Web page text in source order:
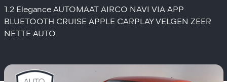
1.2 Elegance AUTOMAAT AIRCO NAVI VIA APP
BLUETOOTH CRUISE APPLE CARPLAY VELGEN ZEER
NETTE AUTO